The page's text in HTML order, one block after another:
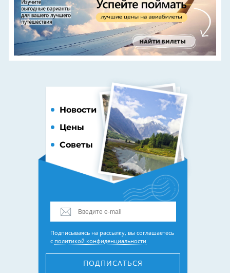
Новости
Цены
Советы
Подписываясь на рассылку, вы соглашаетесь
с политикой конфиденциальности
ПОДПИСАТЬСЯ